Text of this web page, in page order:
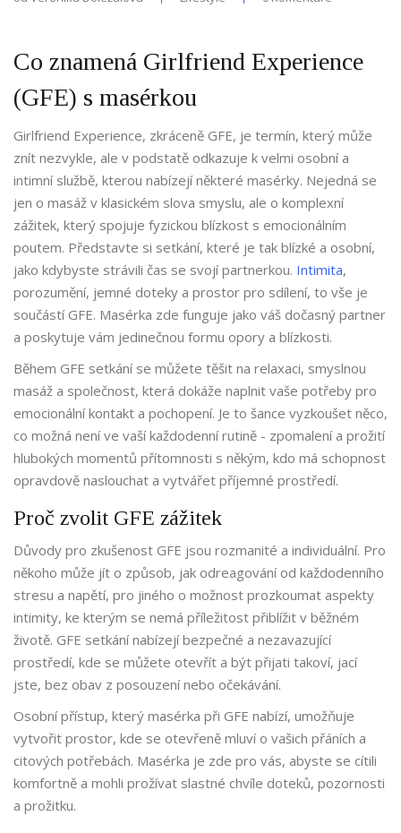
Co znamená Girlfriend Experience
(GFE) s masérkou
Girlfriend Experience, zkráceně GFE, je termín, který může
znít nezvykle, ale v podstatě odkazuje k velmi osobní a
intimní službě, kterou nabízejí některé masérky. Nejedná se
jen o masáž v klasickém slova smyslu, ale o komplexní
zážitek, který spojuje fyzickou blízkost s emocionálním
poutem. Představte si setkání, které je tak blízké a osobní,
jako kdybyste strávili čas se svojí partnerkou. Intimita,
porozumění, jemné doteky a prostor pro sdílení, to vše je
součástí GFE. Masérka zde funguje jako váš dočasný partner
a poskytuje vám jedinečnou formu opory a blízkosti.
Během GFE setkání se můžete těšit na relaxaci, smyslnou
masáž a společnost, která dokáže naplnit vaše potřeby pro
emocionální kontakt a pochopení. Je to šance vyzkoušet něco,
co možná není ve vaší každodenní rutině - zpomalení a prožití
hlubokých momentů přítomnosti s někým, kdo má schopnost
opravdově naslouchat a vytvářet příjemné prostředí.
Proč zvolit GFE zážitek
Důvody pro zkušenost GFE jsou rozmanité a individuální. Pro
někoho může jít o způsob, jak odreagování od každodenního
stresu a napětí, pro jiného o možnost prozkoumat aspekty
intimity, ke kterým se nemá příležitost přiblížit v běžném
životě. GFE setkání nabízejí bezpečné a nezavazující
prostředí, kde se můžete otevřít a být přijati takoví, jací
jste, bez obav z posouzení nebo očekávání.
Osobní přístup, který masérka při GFE nabízí, umožňuje
vytvořit prostor, kde se otevřeně mluví o vašich přáních a
citových potřebách. Masérka je zde pro vás, abyste se cítili
komfortně a mohli prožívat slastné chvíle doteků, pozornosti
a prožitku.